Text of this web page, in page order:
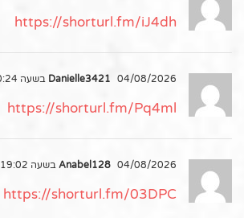
https://shorturl.fm/iJ4dh
Danielle3421 04/08/2026 בשעה 00:24
https://shorturl.fm/Pq4ml
Anabel128 04/08/2026 בשעה 19:02
https://shorturl.fm/03DPC